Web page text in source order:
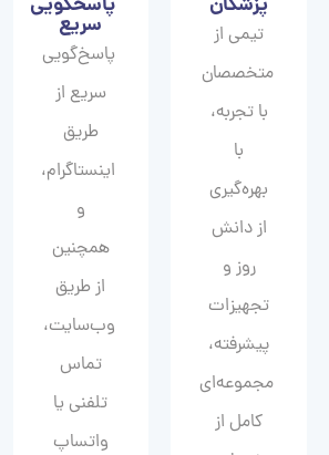
تیمی از
متخصصان
با تجربه،
با
بهره‌گیری
از دانش
روز و
تجهیزات
پیشرفته،
مجموعه‌ای
کامل از
سریع
پاسخ‌گویی
سریع از
طریق
اینستاگرام،
و
همچنین
از طریق
وب‌سایت،
تماس
تلفنی یا
واتساپ